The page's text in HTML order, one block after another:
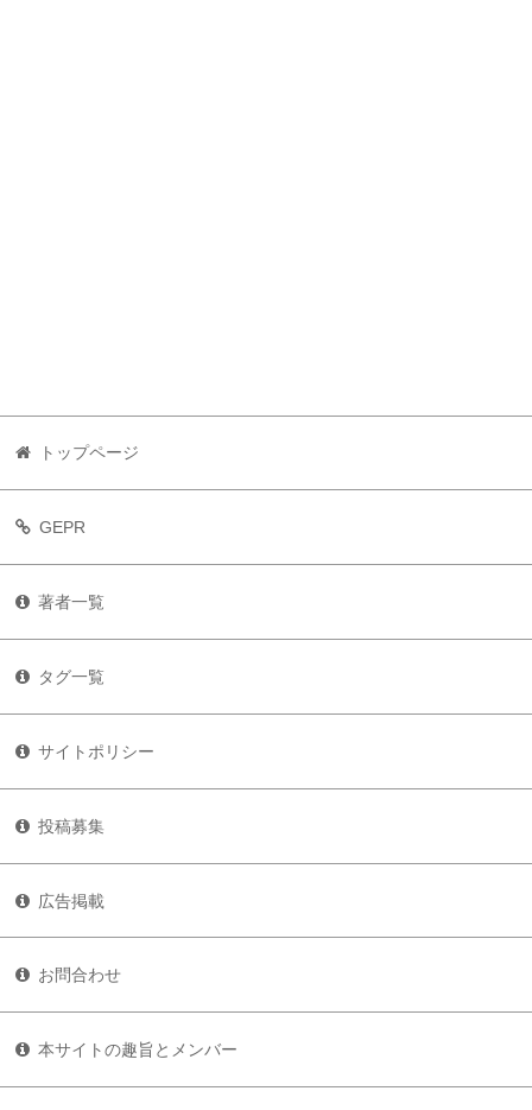
トップページ
GEPR
著者一覧
タグ一覧
サイトポリシー
投稿募集
広告掲載
お問合わせ
本サイトの趣旨とメンバー